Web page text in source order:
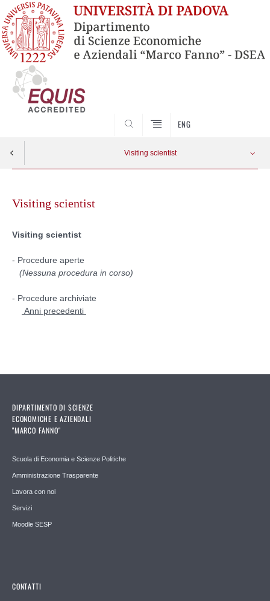
ENG
Visiting scientist
contentVisiting scientist
Visiting scientist
- Procedure aperte
(Nessuna procedura in corso)
- Procedure archiviate
Anni precedenti
DIPARTIMENTO DI SCIENZE
ECONOMICHE E AZIENDALI
"MARCO FANNO"
Scuola di Economia e Scienze Politiche
Amministrazione Trasparente
Lavora con noi
Servizi
Moodle SESP
CONTATTI